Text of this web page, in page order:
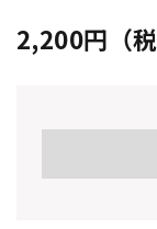
2,200円（税